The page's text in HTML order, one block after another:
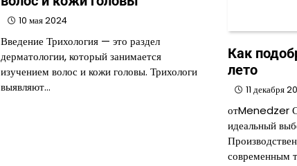
10 мая 2024
Введение Трихология — это раздел
дерматологии, который занимается
изучением волос и кожи головы. Трихологи
выявляют…
Как
лето
11 декабря
отMenedzer
идеальный
современным